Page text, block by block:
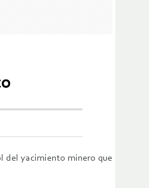
del yacimiento minero que